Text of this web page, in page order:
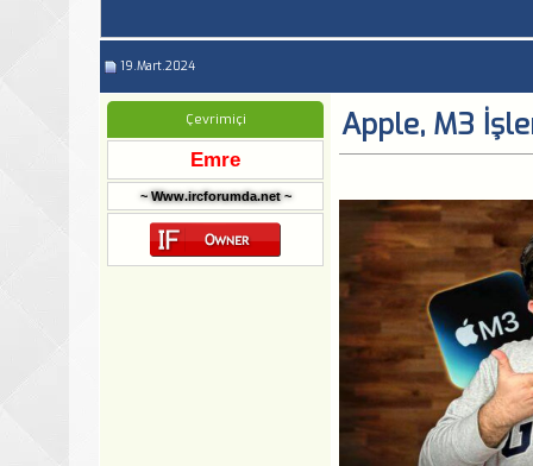
19.Mart.2024
Çevrimiçi
Emre
~ Www.ircforumda.net ~
Apple, M3